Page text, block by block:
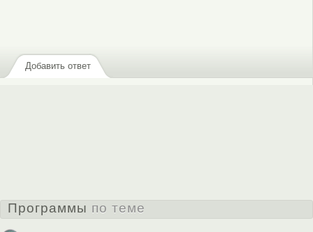
Добавить ответ
Программы по теме